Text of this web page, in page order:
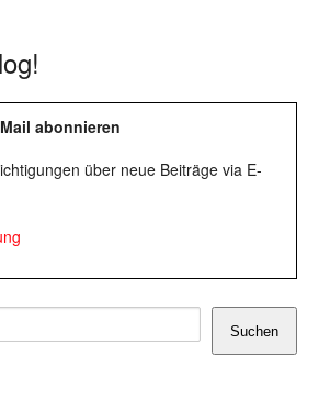
abonnieren
über neue Beiträge via E-
Suchen